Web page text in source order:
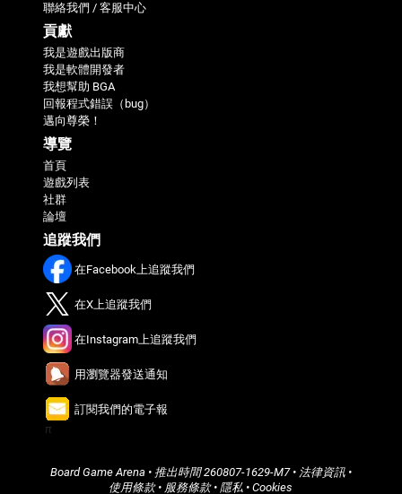
聯絡我們 / 客服中心
貢獻
我是遊戲出版商
我是軟體開發者
我想幫助 BGA
回報程式錯誤（bug）
邁向尊榮！
導覽
首頁
遊戲列表
社群
論壇
追蹤我們
在Facebook上追蹤我們
在X上追蹤我們
在Instagram上追蹤我們
用瀏覽器發送通知
訂閱我們的電子報
Board Game Arena • 推出時間260807-1629-M7• 法律資訊•
使用條款• 服務條款•隱私 •Cookies
π